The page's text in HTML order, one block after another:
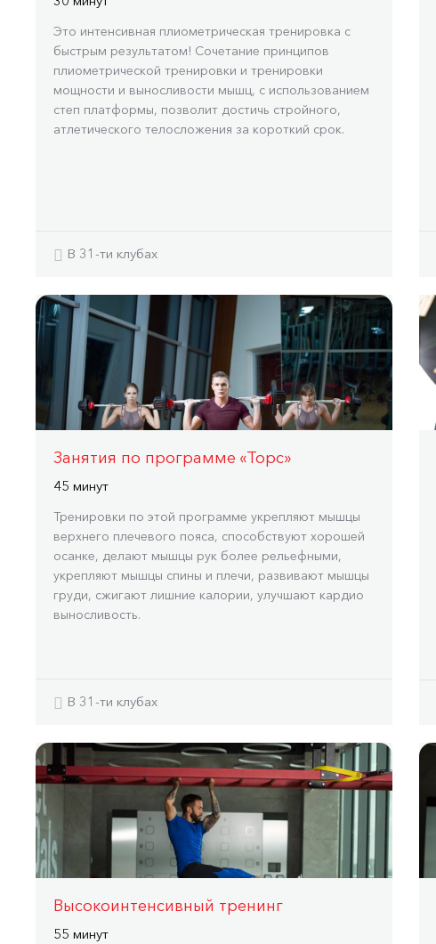
Это интенсивная плиометрическая тренировка с
быстрым результатом! Сочетание принципов
плиометрической тренировки и тренировки
мощности и выносливости мышц, с использованием
степ платформы, позволит достичь стройного,
атлетического телосложения за короткий срок.
В 31-ти клубах
Занятия по программе «Торс»
45 минут
Тренировки по этой программе укрепляют мышцы
верхнего плечевого пояса, способствуют хорошей
осанке, делают мышцы рук более рельефными,
укрепляют мышцы спины и плечи, развивают мышцы
груди, сжигают лишние калории, улучшают кардио
выносливость.
В 31-ти клубах
Высокоинтенсивный тренинг
55 минут